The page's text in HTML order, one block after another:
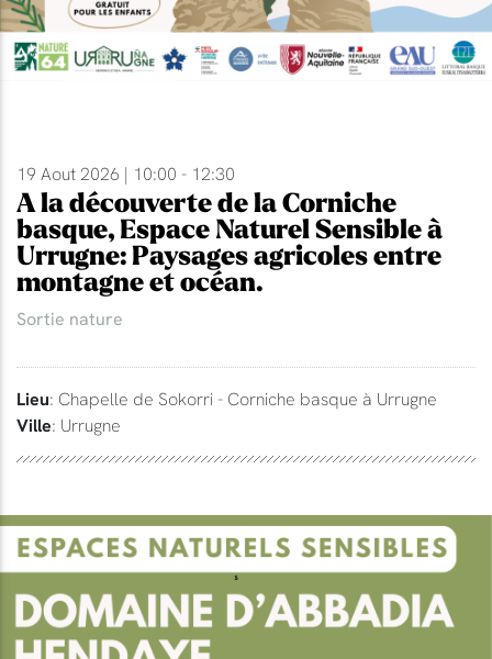
19 Aout 2026 | 10:00 - 12:30
A la découverte de la Corniche
basque, Espace Naturel Sensible à
Urrugne: Paysages agricoles entre
montagne et océan.
Sortie nature
Lieu: Chapelle de Sokorri - Corniche basque à Urrugne
Ville: Urrugne